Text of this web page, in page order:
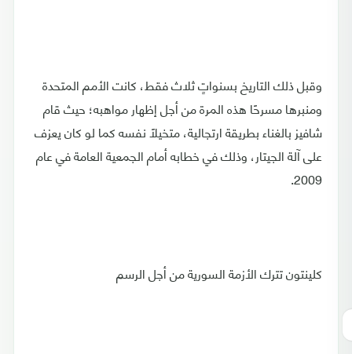
وقبل ذلك التاريخ بسنواتٍ ثلاث فقط، كانت الأمم المتحدة
ومنبرها مسرحًا هذه المرة من أجل إظهار مواهبه؛ حيث قام
شافيز بالغناء بطريقة ارتجالية، متخيلًا نفسه كما لو كان يعزف
على آلة الجيتار، وذلك في خطابه أمام الجمعية العامة في عام
2009.
كلينتون تترك الأزمة السورية من أجل الرسم